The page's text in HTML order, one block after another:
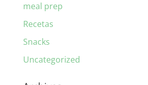
meal prep
Recetas
Snacks
Uncategorized